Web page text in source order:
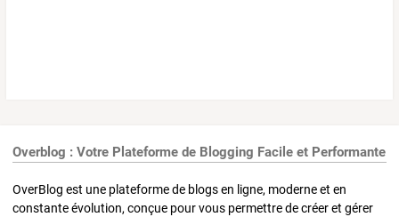
Overblog : Votre Plateforme de Blogging Facile et Performante
OverBlog est une plateforme de blogs en ligne, moderne et en
constante évolution, conçue pour vous permettre de créer et gérer